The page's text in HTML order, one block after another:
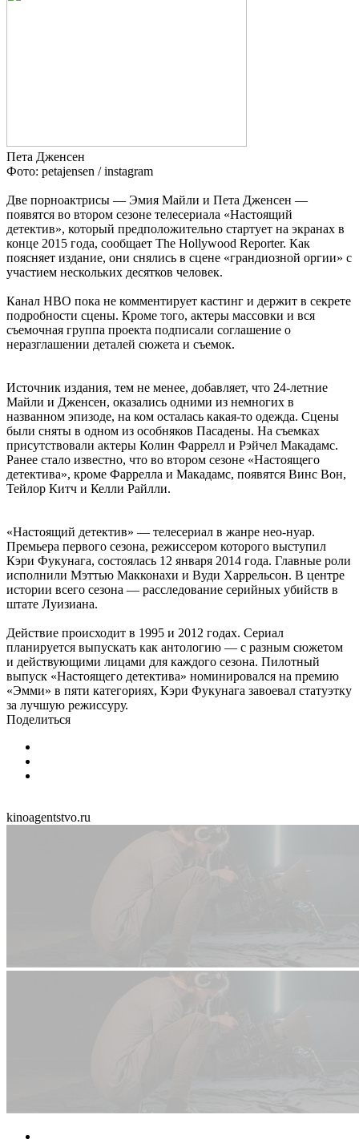
Пета Дженсен
Фото: petajensen / instagram
Две порноактрисы — Эмия Майли и Пета Дженсен —
появятся во втором сезоне телесериала «Настоящий
детектив», который предположительно стартует на экранах в
конце 2015 года, сообщает The Hollywood Reporter. Как
поясняет издание, они снялись в сцене «грандиозной оргии» с
участием нескольких десятков человек.
Канал HBO пока не комментирует кастинг и держит в секрете
подробности сцены. Кроме того, актеры массовки и вся
съемочная группа проекта подписали соглашение о
неразглашении деталей сюжета и съемок.
Источник издания, тем не менее, добавляет, что 24-летние
Майли и Дженсен, оказались одними из немногих в
названном эпизоде, на ком осталась какая-то одежда. Сцены
были сняты в одном из особняков Пасадены. На съемках
присутствовали актеры Колин Фаррелл и Рэйчел Макадамс.
Ранее стало известно, что во втором сезоне «Настоящего
детектива», кроме Фаррелла и Макадамс, появятся Винс Вон,
Тейлор Китч и Келли Райлли.
«Настоящий детектив» — телесериал в жанре нео-нуар.
Премьера первого сезона, режиссером которого выступил
Кэри Фукунага, состоялась 12 января 2014 года. Главные роли
исполнили Мэттью Макконахи и Вуди Харрельсон. В центре
истории всего сезона — расследование серийных убийств в
штате Луизиана.
Действие происходит в 1995 и 2012 годах. Сериал
планируется выпускать как антологию — с разным сюжетом
и действующими лицами для каждого сезона. Пилотный
выпуск «Настоящего детектива» номинировался на премию
«Эмми» в пяти категориях, Кэри Фукунага завоевал статуэтку
за лучшую режиссуру.
Поделиться
kinoagentstvo.ru